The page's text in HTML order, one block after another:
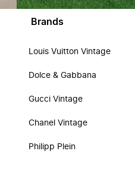
Brands
Louis Vuitton Vintage
Dolce & Gabbana
Gucci Vintage
Chanel Vintage
Philipp Plein